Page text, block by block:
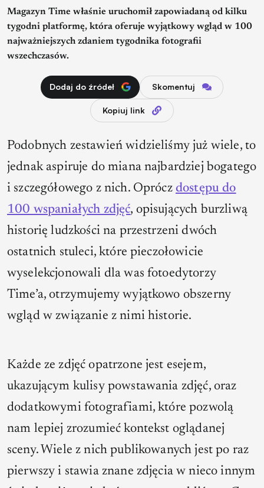
Magazyn Time właśnie uruchomił zapowiadaną od kilku
tygodni platformę, która oferuje wyjątkowy wgląd w 100
najważniejszych zdaniem tygodnika fotografii
wszechczasów.
Dodaj do źródeł Skomentuj
Kopiuj link
Podobnych zestawień widzieliśmy już wiele, to
jednak aspiruje do miana najbardziej bogatego
i szczegółowego z nich. Oprócz dostępu do
100 wspaniałych zdjęć, opisujących burzliwą
historię ludzkości na przestrzeni dwóch
ostatnich stuleci, które pieczołowicie
wyselekcjonowali dla was fotoedytorzy
Time’a, otrzymujemy wyjątkowo obszerny
wgląd w związanie z nimi historie.
Każde ze zdjęć opatrzone jest esejem,
ukazującym kulisy powstawania zdjęć, oraz
dodatkowymi fotografiami, które pozwolą
nam lepiej zrozumieć kontekst oglądanej
sceny. Wiele z nich publikowanych jest po raz
pierwszy i stawia znane zdjęcia w nieco innym